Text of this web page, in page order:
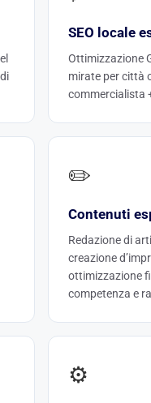
SEO locale
Ottimizzazione
mirate per città
commercialista
✏️
Contenuti
Redazione di
creazione
ottimizzazione
competenza e
⚙️